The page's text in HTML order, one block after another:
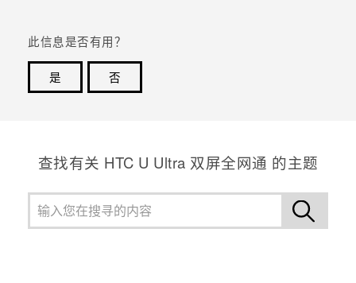
此信息是否有用？
是
否
查找有关 HTC U Ultra 双屏全网通 的主题